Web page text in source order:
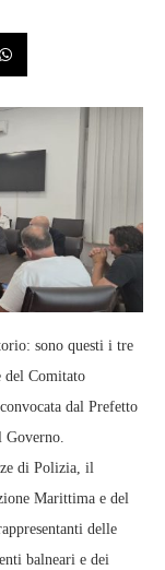
sono questi i tre
del Comitato
dal Prefetto
Governo.
di Polizia, il
Marittima e del
delle
balneari e dei